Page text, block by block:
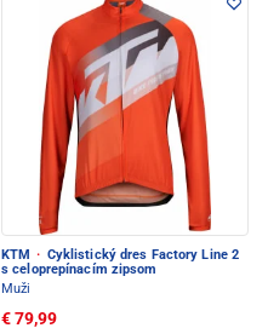
KTM · Cyklistický dres Factory Line 2
s celoprepínacím zipsom
Muži
€ 79,99